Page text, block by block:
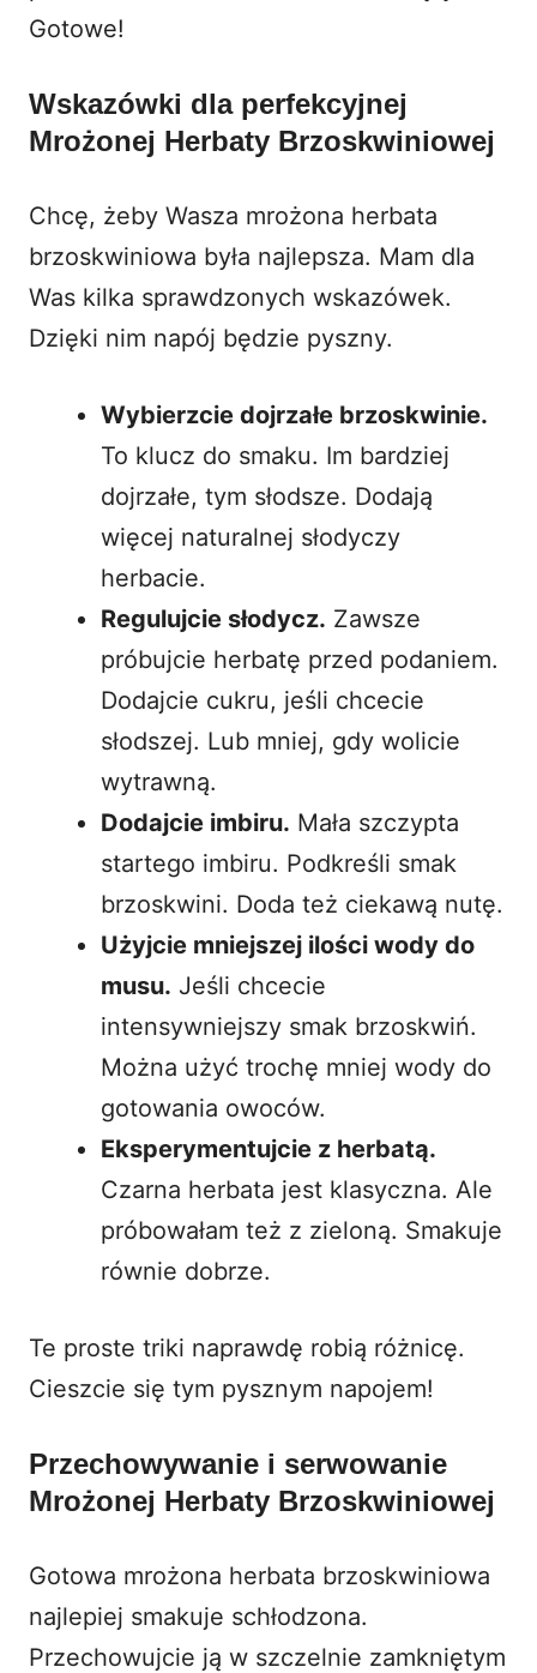
Gotowe!
Wskazówki dla perfekcyjnej
Mrożonej Herbaty Brzoskwiniowej
Chcę, żeby Wasza mrożona herbata
brzoskwiniowa była najlepsza. Mam dla
Was kilka sprawdzonych wskazówek.
Dzięki nim napój będzie pyszny.
Wybierzcie dojrzałe brzoskwinie.
To klucz do smaku. Im bardziej
dojrzałe, tym słodsze. Dodają
więcej naturalnej słodyczy
herbacie.
Regulujcie słodycz. Zawsze
próbujcie herbatę przed podaniem.
Dodajcie cukru, jeśli chcecie
słodszej. Lub mniej, gdy wolicie
wytrawną.
Dodajcie imbiru. Mała szczypta
startego imbiru. Podkreśli smak
brzoskwini. Doda też ciekawą nutę.
Użyjcie mniejszej ilości wody do
musu. Jeśli chcecie
intensywniejszy smak brzoskwiń.
Można użyć trochę mniej wody do
gotowania owoców.
Eksperymentujcie z herbatą.
Czarna herbata jest klasyczna. Ale
próbowałam też z zieloną. Smakuje
równie dobrze.
Te proste triki naprawdę robią różnicę.
Cieszcie się tym pysznym napojem!
Przechowywanie i serwowanie
Mrożonej Herbaty Brzoskwiniowej
Gotowa mrożona herbata brzoskwiniowa
najlepiej smakuje schłodzona.
Przechowujcie ją w szczelnie zamkniętym